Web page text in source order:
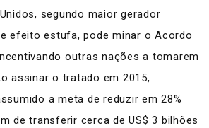
segundo maior gerador
efeito estufa, pode minar o Acordo
outras nações a tomarem
assinar o tratado em 2015,
a meta de reduzir em 28%
de transferir cerca de US$ 3 bilhões